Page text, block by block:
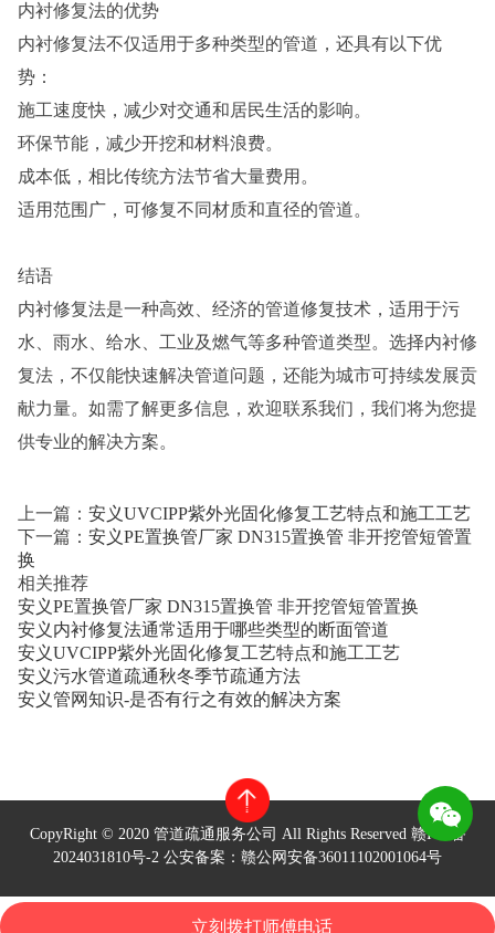
内衬修复法的优势
内衬修复法不仅适用于多种类型的管道，还具有以下优
势：
施工速度快，减少对交通和居民生活的影响。
环保节能，减少开挖和材料浪费。
成本低，相比传统方法节省大量费用。
适用范围广，可修复不同材质和直径的管道。
结语
内衬修复法是一种高效、经济的管道修复技术，适用于污
水、雨水、给水、工业及燃气等多种管道类型。选择内衬修
复法，不仅能快速解决管道问题，还能为城市可持续发展贡
献力量。如需了解更多信息，欢迎联系我们，我们将为您提
供专业的解决方案。
上一篇： 安义UVCIPP紫外光固化修复工艺特点和施工工艺
下一篇： 安义PE置换管厂家 DN315置换管 非开挖管短管置
换
相关推荐
安义PE置换管厂家 DN315置换管 非开挖管短管置换
安义内衬修复法通常适用于哪些类型的断面管道
安义UVCIPP紫外光固化修复工艺特点和施工工艺
安义污水管道疏通秋冬季节疏通方法
安义管网知识-是否有行之有效的解决方案
CopyRight © 2020 管道疏通服务公司 All Rights Reserved 赣ICP备
2024031810号-2 公安备案：赣公网安备36011102001064号
立刻拨打师傅电话